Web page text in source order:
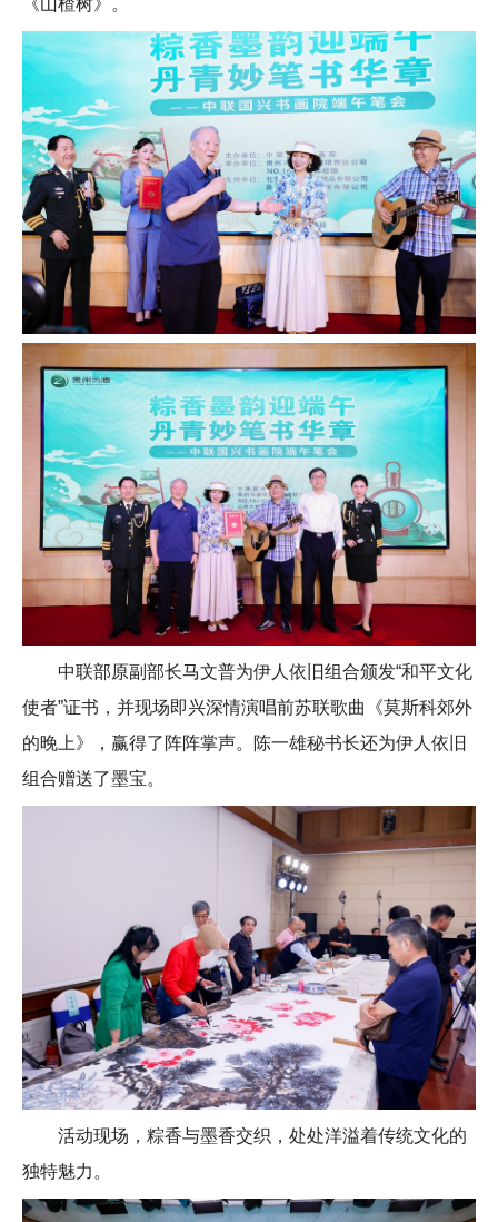
中联部原副部长马文普为伊人依旧组合颁发“和平文化
使者”证书，并现场即兴深情演唱前苏联歌曲《莫斯科郊外
的晚上》，赢得了阵阵掌声。陈一雄秘书长还为伊人依旧
组合赠送了墨宝。
活动现场，粽香与墨香交织，处处洋溢着传统文化的
独特魅力。